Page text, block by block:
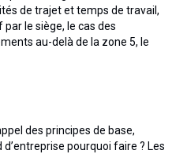
des Affaires
de trajet et temps de travail,
le siège, le cas des
au-delà de la zone 5, le
des principes de base,
pourquoi faire ? Les